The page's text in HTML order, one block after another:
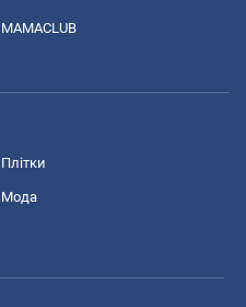
MAMACLUB
Плітки
Мода